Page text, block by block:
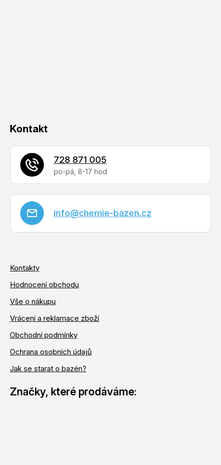
Kontakt
info@chemie-bazen.cz
728 871 005
Kontakty
Hodnocení obchodu
Vše o nákupu
Vrácení a reklamace zboží
Obchodní podmínky
Ochrana osobních údajů
Jak se starat o bazén?